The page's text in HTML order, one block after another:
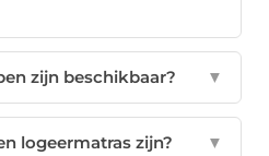
zijn beschikbaar? ▼
logeermatras zijn? ▼